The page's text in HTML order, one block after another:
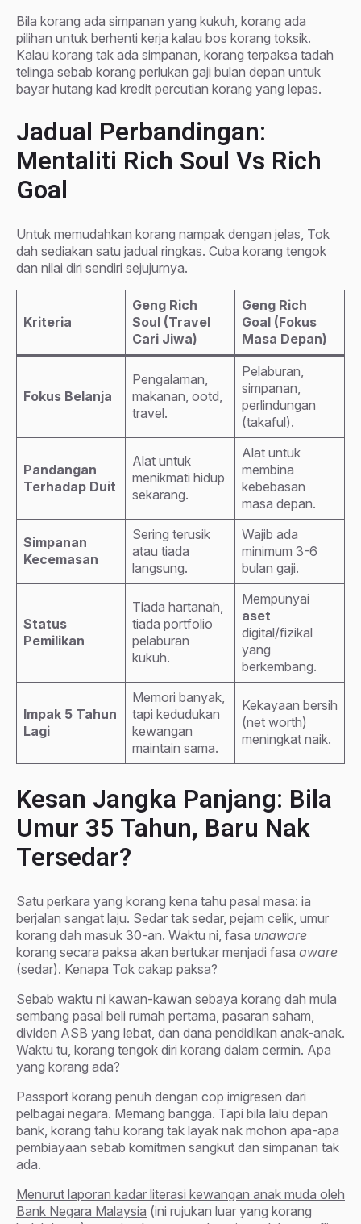
Bila korang ada simpanan yang kukuh, korang ada
pilihan untuk berhenti kerja kalau bos korang toksik.
Kalau korang tak ada simpanan, korang terpaksa tadah
telinga sebab korang perlukan gaji bulan depan untuk
bayar hutang kad kredit percutian korang yang lepas.
Jadual Perbandingan:
Mentaliti Rich Soul Vs Rich
Goal
Untuk memudahkan korang nampak dengan jelas, Tok
dah sediakan satu jadual ringkas. Cuba korang tengok
dan nilai diri sendiri sejujurnya.
Kriteria
Geng Rich
Soul (Travel
Cari Jiwa)
Geng Rich
Goal (Fokus
Masa Depan)
Fokus Belanja
Pengalaman,
makanan, ootd,
travel.
Pelaburan,
simpanan,
perlindungan
(takaful).
Pandangan
Terhadap Duit
Alat untuk
menikmati hidup
sekarang.
Alat untuk
membina
kebebasan
masa depan.
Simpanan
Kecemasan
Sering terusik
atau tiada
langsung.
Wajib ada
minimum 3-6
bulan gaji.
Status
Pemilikan
Tiada hartanah,
tiada portfolio
pelaburan
kukuh.
Mempunyai
aset
digital/fizikal
yang
berkembang.
Impak 5 Tahun
Lagi
Memori banyak,
tapi kedudukan
kewangan
maintain sama.
Kekayaan bersih
(net worth)
meningkat naik.
Kesan Jangka Panjang: Bila
Umur 35 Tahun, Baru Nak
Tersedar?
Satu perkara yang korang kena tahu pasal masa: ia
berjalan sangat laju. Sedar tak sedar, pejam celik, umur
korang dah masuk 30-an. Waktu ni, fasa unaware
korang secara paksa akan bertukar menjadi fasa aware
(sedar). Kenapa Tok cakap paksa?
Sebab waktu ni kawan-kawan sebaya korang dah mula
sembang pasal beli rumah pertama, pasaran saham,
dividen ASB yang lebat, dan dana pendidikan anak-anak.
Waktu tu, korang tengok diri korang dalam cermin. Apa
yang korang ada?
Passport korang penuh dengan cop imigresen dari
pelbagai negara. Memang bangga. Tapi bila lalu depan
bank, korang tahu korang tak layak nak mohon apa-apa
pembiayaan sebab komitmen sangkut dan simpanan tak
ada.
Menurut laporan kadar literasi kewangan anak muda oleh
Bank Negara Malaysia (ini rujukan luar yang korang